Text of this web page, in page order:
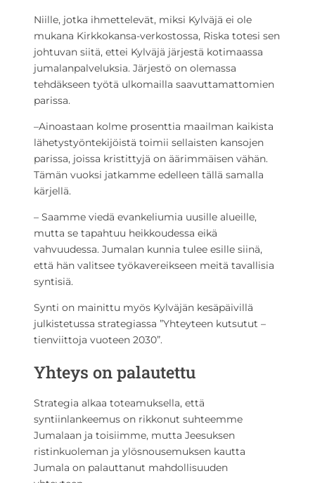
Niille, jotka ihmettelevät, miksi Kylväjä ei ole
mukana Kirkkokansa-verkostossa, Riska totesi sen
johtuvan siitä, ettei Kylväjä järjestä kotimaassa
jumalanpalveluksia. Järjestö on olemassa
tehdäkseen työtä ulkomailla saavuttamattomien
parissa.
–Ainoastaan kolme prosenttia maailman kaikista
lähetystyöntekijöistä toimii sellaisten kansojen
parissa, joissa kristittyjä on äärimmäisen vähän.
Tämän vuoksi jatkamme edelleen tällä samalla
kärjellä.
– Saamme viedä evankeliumia uusille alueille,
mutta se tapahtuu heikkoudessa eikä
vahvuudessa. Jumalan kunnia tulee esille siinä,
että hän valitsee työkavereikseen meitä tavallisia
syntisiä.
Synti on mainittu myös Kylväjän kesäpäivillä
julkistetussa strategiassa ”Yhteyteen kutsutut –
tienviittoja vuoteen 2030”.
Yhteys on palautettu
Strategia alkaa toteamuksella, että
syntiinlankeemus on rikkonut suhteemme
Jumalaan ja toisiimme, mutta Jeesuksen
ristinkuoleman ja ylösnousemuksen kautta
Jumala on palauttanut mahdollisuuden